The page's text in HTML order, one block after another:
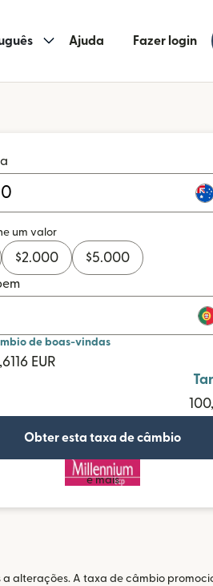
Ajuda Fazer login
um valor
$2.000 $5.000
de boas-vindas
EUR
Obter esta taxa de câmbio
e mais
alterações. A taxa de câmbio